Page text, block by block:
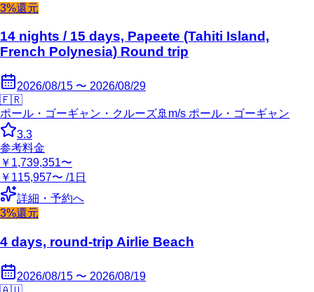
3%還元
14 nights / 15 days, Papeete (Tahiti Island,
French Polynesia) Round trip
2026/08/15 〜 2026/08/29
🇫🇷
ポール・ゴーギャン・クルーズ🚢 m/s ポール・ゴーギャン
3.3
参考料金
￥1,739,351〜
￥115,957〜 /1日
詳細・予約へ
3%還元
4 days, round-trip Airlie Beach
2026/08/15 〜 2026/08/19